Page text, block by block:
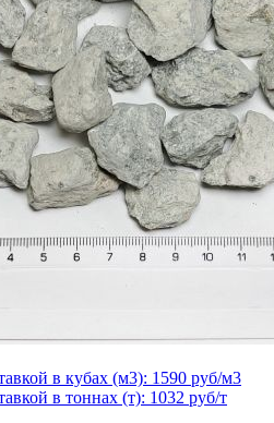
в кубах (м3): 1590 руб/м3
в тоннах (т): 1032 руб/т